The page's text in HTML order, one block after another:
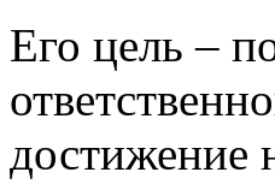
Его цель –
достижение